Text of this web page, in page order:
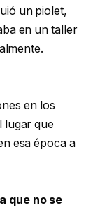
un piolet,
en un taller
en los
lugar que
esa época a
que no se